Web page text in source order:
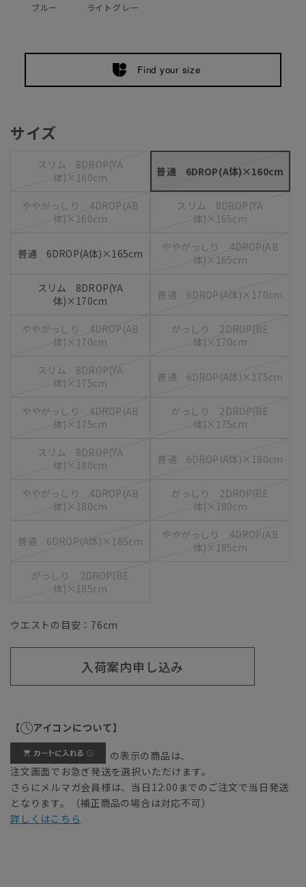
ブルー ライトグレー
Find your size
サイズ
スリム 8DROP(YA
体)×160cm
普通 6DROP(A体)×160cm
ややがっしり 4DROP(AB
体)×160cm
スリム 8DROP(YA
体)×165cm
普通 6DROP(A体)×165cm
ややがっしり 4DROP(AB
体)×165cm
スリム 8DROP(YA
体)×170cm
普通 6DROP(A体)×170cm
ややがっしり 4DROP(AB
体)×170cm
がっしり 2DROP(BE
体)×170cm
スリム 8DROP(YA
体)×175cm
普通 6DROP(A体)×175cm
ややがっしり 4DROP(AB
体)×175cm
がっしり 2DROP(BE
体)×175cm
スリム 8DROP(YA
体)×180cm
普通 6DROP(A体)×180cm
ややがっしり 4DROP(AB
体)×180cm
がっしり 2DROP(BE
体)×180cm
普通 6DROP(A体)×185cm
ややがっしり 4DROP(AB
体)×185cm
がっしり 2DROP(BE
体)×185cm
ウエストの目安： 76cm
入荷案内申し込み
【 アイコンについて】
の表示の商品は、
注文画面でお急ぎ発送を選択いただけます。
さらにメルマガ会員様は、当日12:00までのご注文で当日発送
となります。（補正商品の場合は対応不可）
詳しくはこちら